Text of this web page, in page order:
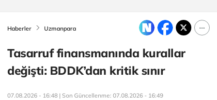
Haberler Uzmanpara
Tasarruf finansmanında kurallar
değişti: BDDK’dan kritik sınır
07.08.2026 - 16:48 | Son Güncellenme: 07.08.2026 - 16:49